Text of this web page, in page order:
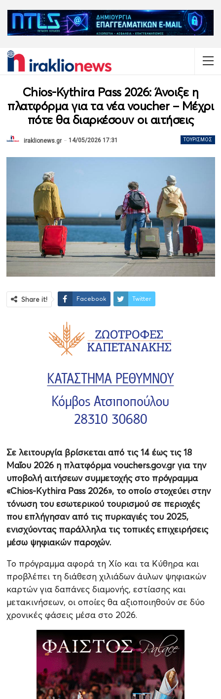
Chios-Kythira Pass 2026: Άνοιξε η
πλατφόρμα για τα νέα voucher – Μέχρι
πότε θα διαρκέσουν οι αιτήσεις
ΤΟΥΡΙΣΜΌΣ
iraklionews.gr 14/05/2026 17:31
Share it! Facebook Twitter
Σε λειτουργία βρίσκεται από τις 14 έως τις 18
Μαΐου 2026 η πλατφόρμα vouchers.gov.gr για την
υποβολή αιτήσεων συμμετοχής στο πρόγραμμα
«Chios-Kythira Pass 2026», το οποίο στοχεύει στην
τόνωση του εσωτερικού τουρισμού σε περιοχές
που επλήγησαν από τις πυρκαγιές του 2025,
ενισχύοντας παράλληλα τις τοπικές επιχειρήσεις
μέσω ψηφιακών παροχών.
Το πρόγραμμα αφορά τη Χίο και τα Κύθηρα και
προβλέπει τη διάθεση χιλιάδων άυλων ψηφιακών
καρτών για δαπάνες διαμονής, εστίασης και
μετακινήσεων, οι οποίες θα αξιοποιηθούν σε δύο
χρονικές φάσεις μέσα στο 2026.